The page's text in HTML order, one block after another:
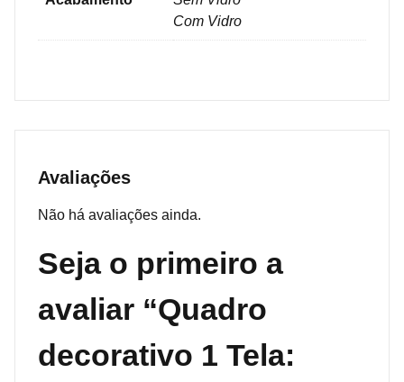
Com Vidro
Avaliações
Não há avaliações ainda.
Seja o primeiro a
avaliar “Quadro
decorativo 1 Tela: